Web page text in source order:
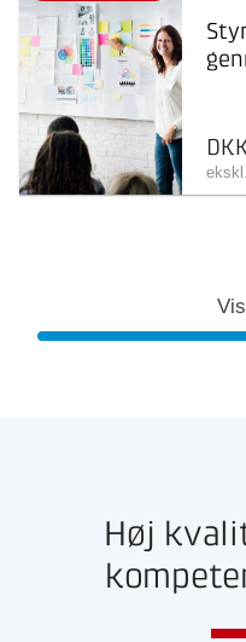
og erfaringer
kursus, MasterClass
Høj